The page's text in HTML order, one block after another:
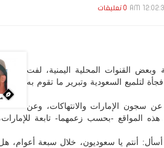
0 تعليقات
وبعض القنوات المحلية اليمنية، لفت
لتلميع السعودية وتبرير ما تقوم به
عن سجون الإمارات والانتهاكات، وعن
المواقع -بحسب زعمهما- تابعة
أنتم يا سعوديون، خلال سبعة أعوام، هل